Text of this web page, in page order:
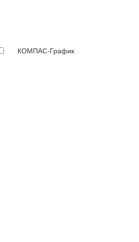
КОМПАС-График